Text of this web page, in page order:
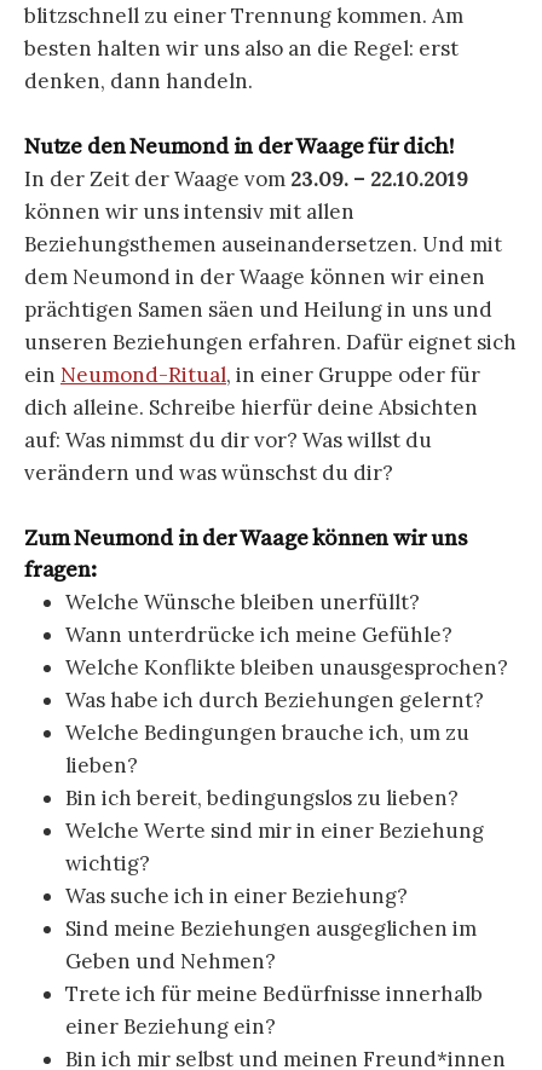
blitzschnell zu einer Trennung kommen. Am
besten halten wir uns also an die Regel: erst
denken, dann handeln.
Nutze den Neumond in der Waage für dich!
In der Zeit der Waage vom 23.09. – 22.10.2019
können wir uns intensiv mit allen
Beziehungsthemen auseinandersetzen. Und mit
dem Neumond in der Waage können wir einen
prächtigen Samen säen und Heilung in uns und
unseren Beziehungen erfahren. Dafür eignet sich
ein Neumond-Ritual, in einer Gruppe oder für
dich alleine. Schreibe hierfür deine Absichten
auf: Was nimmst du dir vor? Was willst du
verändern und was wünschst du dir?
Zum Neumond in der Waage können wir uns
fragen:
Welche Wünsche bleiben unerfüllt?
Wann unterdrücke ich meine Gefühle?
Welche Konflikte bleiben unausgesprochen?
Was habe ich durch Beziehungen gelernt?
Welche Bedingungen brauche ich, um zu
lieben?
Bin ich bereit, bedingungslos zu lieben?
Welche Werte sind mir in einer Beziehung
wichtig?
Was suche ich in einer Beziehung?
Sind meine Beziehungen ausgeglichen im
Geben und Nehmen?
Trete ich für meine Bedürfnisse innerhalb
einer Beziehung ein?
Bin ich mir selbst und meinen Freund*innen